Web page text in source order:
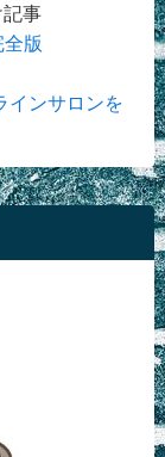
事
版
インサロンを